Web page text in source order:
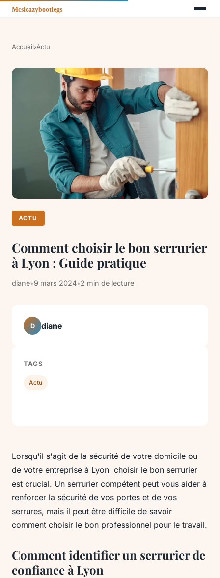
Accueil›Actu
ACTU
Comment choisir le bon serrurier
à Lyon : Guide pratique
diane•9 mars 2024•2 min de lecture
Lorsqu'il s'agit de la sécurité de votre domicile ou
de votre entreprise à Lyon, choisir le bon serrurier
est crucial. Un serrurier compétent peut vous aider à
renforcer la sécurité de vos portes et de vos
serrures, mais il peut être difficile de savoir
comment choisir le bon professionnel pour le travail.
Comment identifier un serrurier de
confiance à Lyon
D diane
TAGS
Actu